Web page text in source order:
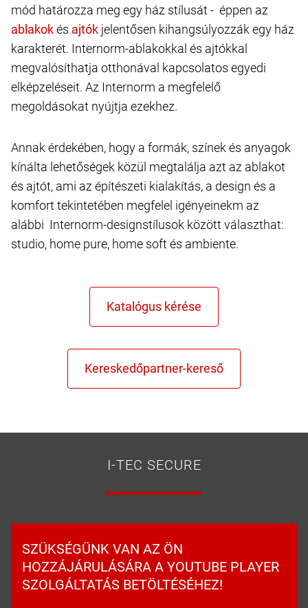
mód határozza meg egy ház stílusát - éppen az
és
jelentősen kihangsúlyozzák egy ház
karakterét. Internorm-ablakokkal és ajtókkal
megvalósíthatja otthonával kapcsolatos egyedi
elképzeléseit. Az Internorm a megfelelő
megoldásokat nyújtja ezekhez.
Annak érdekében, hogy a formák, színek és anyagok
kínálta lehetőségek közül megtalálja azt az ablakot
és ajtót, ami az építészeti kialakítás, a design és a
komfort tekintetében megfelel igényeinekm az
alábbi Internorm-designstílusok között választhat:
studio, home pure, home soft és ambiente.
I-TEC SECURE
SZÜKSÉGÜNK VAN AZ ÖN
HOZZÁJÁRULÁSÁRA A YOUTUBE PLAYER
SZOLGÁLTATÁS BETÖLTÉSÉHEZ!